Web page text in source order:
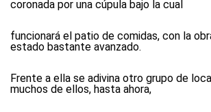
coronada por una cúpula bajo la cual
funcionará el patio de comidas, con la
estado bastante avanzado.
Frente a ella se adivina otro grupo de
muchos de ellos, hasta ahora,